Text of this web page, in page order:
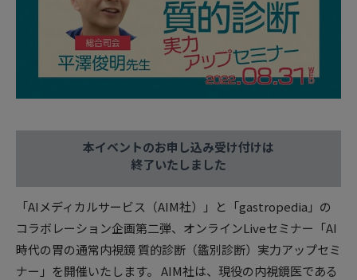
本イベントのお申し込み受け付けは
終了いたしました
「AIメディカルサービス（AIM社）」と「gastropedia」の
コラボレーション企画第二弾、オンラインLiveセミナー「AI
時代の胃の通常内視鏡 質的診断（鑑別診断）実力アップセミ
ナー」を開催いたします。 AIM社は、現役の内視鏡医である